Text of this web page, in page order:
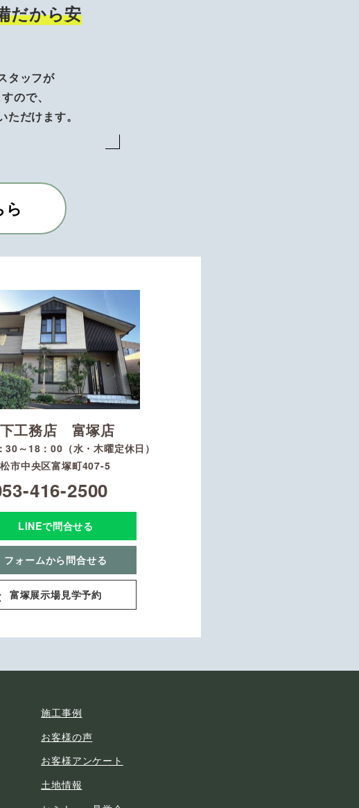
だから安
タッフが
ので、
だけます。
工務店 富塚店
30～18：00（水・木曜定休日）
市中央区富塚町407-5
416-2500
LINEで問合せる
フォームから問合せる
富塚展示場見学予約
施工事例
お客様の声
お客様アンケート
土地情報